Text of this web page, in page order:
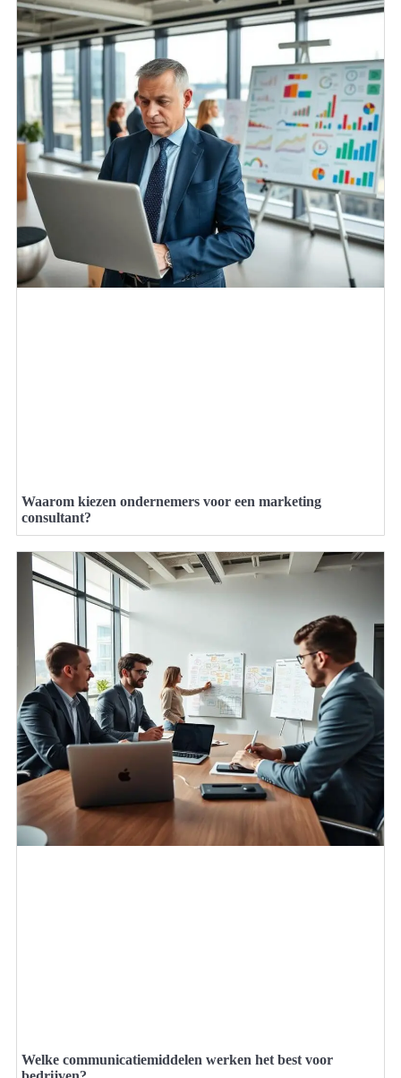
Waarom kiezen ondernemers voor een marketing
consultant?
Welke communicatiemiddelen werken het best voor